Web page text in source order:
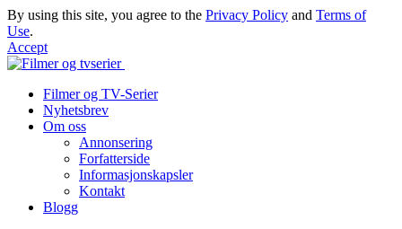
By using this site, you agree to the Privacy Policy and Terms of
Use.
Accept
Filmer og TV-Serier
Nyhetsbrev
Om oss
Annonsering
Forfatterside
Informasjonskapsler
Kontakt
Blogg